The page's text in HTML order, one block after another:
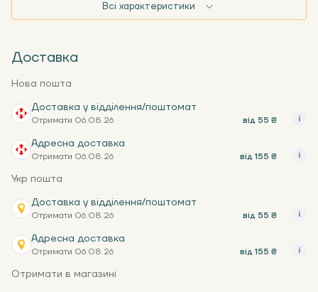
Всі характеристики
Доставка
Нова пошта
Доставка у відділення/поштомат
Отримати 06.08.26 від 55 ₴
Адресна доставка
Отримати 06.08.26 від 155 ₴
Укр пошта
Доставка у відділення/поштомат
Отримати 06.08.26 від 55 ₴
Адресна доставка
Отримати 06.08.26 від 155 ₴
Отримати в магазині